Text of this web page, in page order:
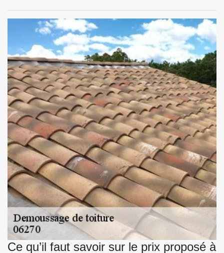
Ce qu’il faut savoir sur le prix proposé à